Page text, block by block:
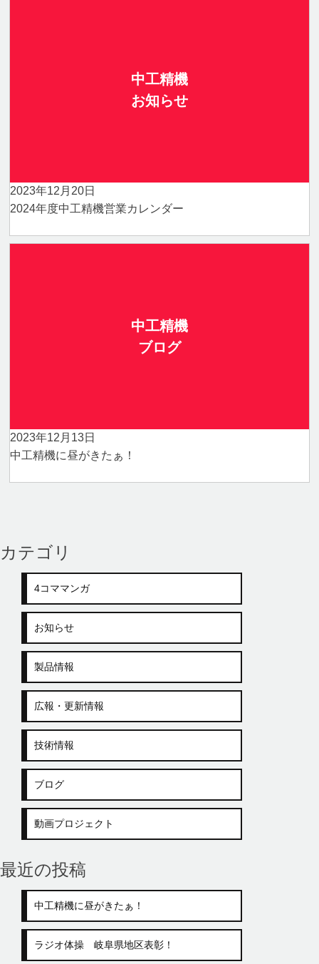
中工精機
お知らせ
2023年12月20日
2024年度中工精機営業カレンダー
中工精機
ブログ
2023年12月13日
中工精機に昼がきたぁ！
カテゴリ
4コママンガ
お知らせ
製品情報
広報・更新情報
技術情報
ブログ
動画プロジェクト
最近の投稿
中工精機に昼がきたぁ！
ラジオ体操 岐阜県地区表彰！